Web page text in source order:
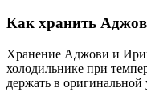
Как хранить
Хранение Аджови и
холодильнике при
держать в оригинальной